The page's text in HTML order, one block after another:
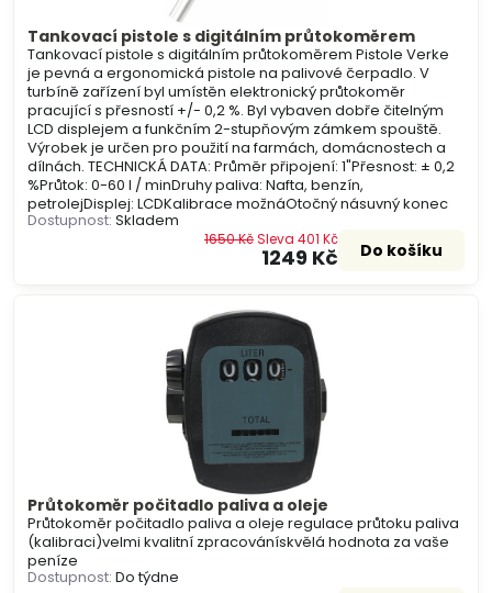
Tankovací pistole s digitálním průtokoměrem
Tankovací pistole s digitálním průtokoměrem Pistole Verke
je pevná a ergonomická pistole na palivové čerpadlo. V
turbíně zařízení byl umístěn elektronický průtokoměr
pracující s přesností +/- 0,2 %. Byl vybaven dobře čitelným
LCD displejem a funkčním 2-stupňovým zámkem spouště.
Výrobek je určen pro použití na farmách, domácnostech a
dílnách. TECHNICKÁ DATA: Průměr připojení: 1"Přesnost: ± 0,2
%Průtok: 0-60 l / minDruhy paliva: Nafta, benzín,
petrolejDisplej: LCDKalibrace možnáOtočný násuvný konec
Dostupnost: Skladem
1249 Kč
1650 KčSleva 401 Kč
Do košíku
Průtokoměr počitadlo paliva a oleje
Průtokoměr počitadlo paliva a oleje regulace průtoku paliva
(kalibraci)velmi kvalitní zpracovánískvělá hodnota za vaše
peníze
Dostupnost: Do týdne